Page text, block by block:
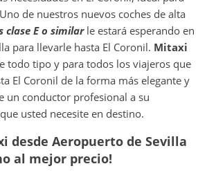
de nuestros nuevos coches de alta
clase E o similarle estará esperando en
para llevarle hasta El Coronil. Mitaxi
todo tipo y para todos los viajeros que
El Coronil de la forma más elegante y
un conductor profesional a su
usted necesite en destino.
desde Aeropuerto de Sevilla
al mejor precio!